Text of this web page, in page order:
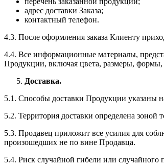
адрес доставки Заказа;
контактный телефон.
4.3. После оформления заказа Клиенту
4.4. Все информационные материалы,
Продукции, включая цвета, размеры, формы,
Доставка.
5.1. Способы доставки Продукции указаны
5.2. Территория доставки определена
5.3. Продавец приложит все усилия для
произошедших не по вине Продавца.
5.4. Риск случайной гибели или случайного